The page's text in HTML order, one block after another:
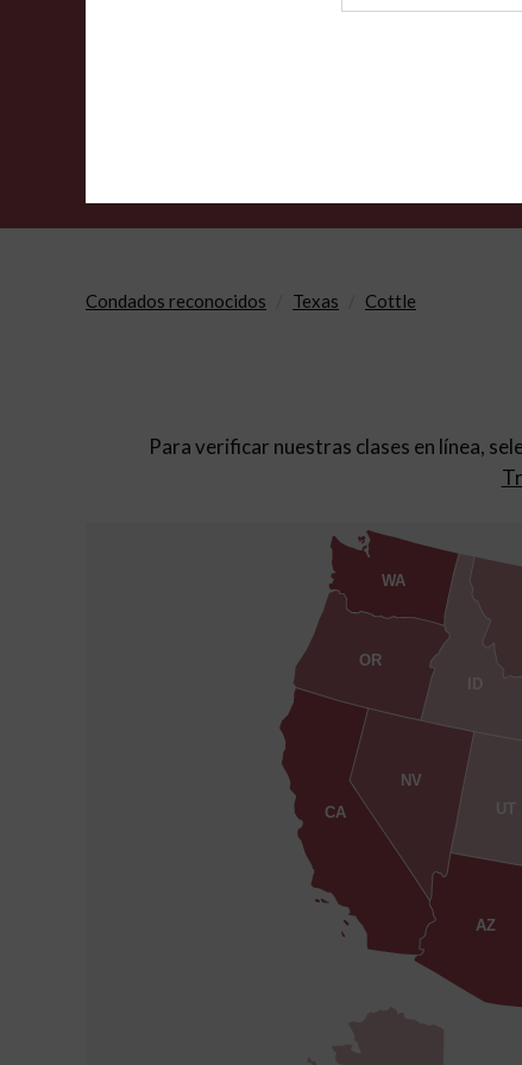
Condados reconocidos Texas Cottle
Para verificar nuestras clases en línea,
AZ
CA
ID
NV
OR
UT
WA